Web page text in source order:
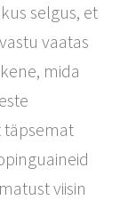
selgus, et
vaatas
mida
täpsemat
viisin